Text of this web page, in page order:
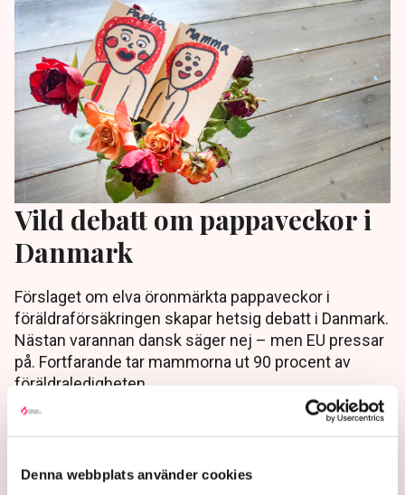
Denna webbplats använder cookies
Vild debatt om pappaveckor i
Danmark
Förslaget om elva öronmärkta pappaveckor i
föräldraförsäkringen skapar hetsig debatt i Danmark.
Nästan varannan dansk säger nej – men EU pressar
på. Fortfarande tar mammorna ut 90 procent av
föräldraledigheten.
4 years ago |